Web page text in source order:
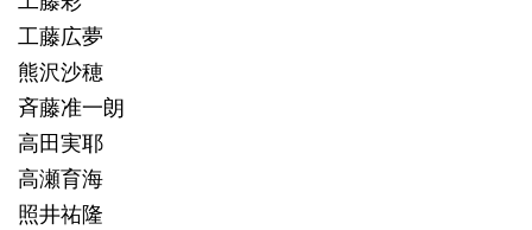
工藤広夢
熊沢沙穂
斉藤准一朗
高田実耶
高瀬育海
照井祐隆